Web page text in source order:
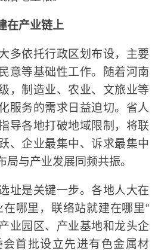
在产业链上
依托行政区划布设，主要
意等基础性工作。随着河南
，制造业、农业、文旅业等
服务的需求日益迫切。省人
导各地打破地域限制，将联
、企业最集中、诉求最集中
与产业发展同频共振。
是关键一步。各地人大在
哪里，联络站就建在哪里”
业园区、产业基地和龙头企
首批设立先进有色金属材